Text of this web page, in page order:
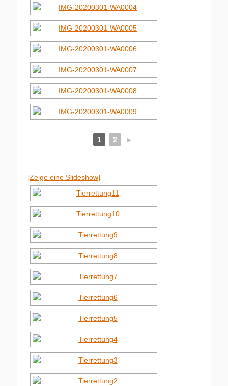
1 2 ►
[Zeige eine Slideshow]